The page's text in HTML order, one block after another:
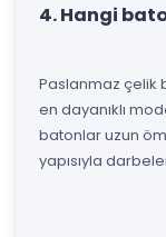
4. Hangi
Paslanmaz çelik
en dayanıklı
batonlar uzun
yapısıyla